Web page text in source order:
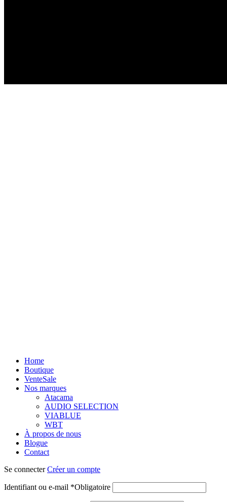
Home
Boutique
VenteSale
Nos marques
Atacama
AUDIO SELECTION
VIABLUE
WBT
À propos de nous
Blogue
Contact
Se connecterCréer un compte
Identifiant ou e-mail *Obligatoire